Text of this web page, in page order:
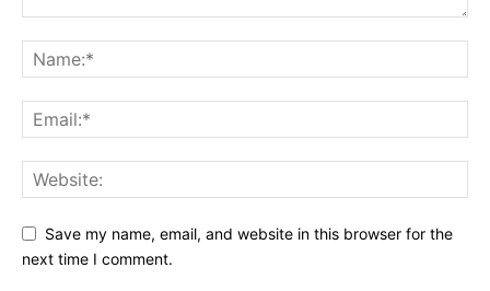
Save my name, email, and website in this browser for the
next time I comment.